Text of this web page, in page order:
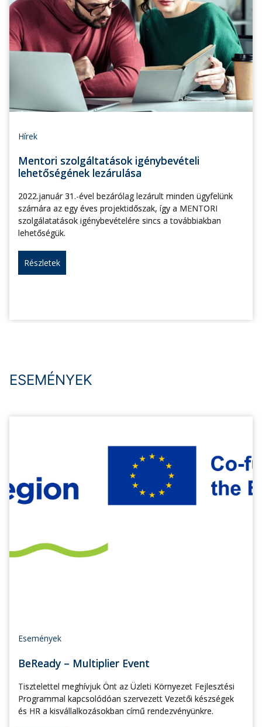
Hírek
Mentori szolgáltatások igénybevételi
lehetőségének lezárulása
2022.január 31.-ével bezárólag lezárult minden ügyfelünk
számára az egy éves projektidőszak, így a MENTORI
szolgálatatások igénybevételére sincs a továbbiakban
lehetőségük.
Részletek
ESEMÉNYEK
Események
BeReady – Multiplier Event
Tisztelettel meghívjuk Önt az Üzleti Környezet Fejlesztési
Programmal kapcsolódóan szervezett Vezetői készségek
és HR a kisvállalkozásokban című rendezvényünkre.